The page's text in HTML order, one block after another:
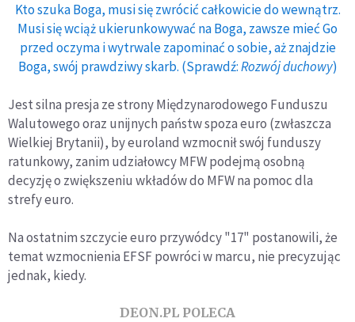
Kto szuka Boga, musi się zwrócić całkowicie do wewnątrz.
Musi się wciąż ukierunkowywać na Boga, zawsze mieć Go
przed oczyma i wytrwale zapominać o sobie, aż znajdzie
Boga, swój prawdziwy skarb. (Sprawdź:Rozwój duchowy)
Jest silna presja ze strony Międzynarodowego Funduszu
Walutowego oraz unijnych państw spoza euro (zwłaszcza
Wielkiej Brytanii), by euroland wzmocnił swój funduszy
ratunkowy, zanim udziałowcy MFW podejmą osobną
decyzję o zwiększeniu wkładów do MFW na pomoc dla
strefy euro.
Na ostatnim szczycie euro przywódcy "17" postanowili, że
temat wzmocnienia EFSF powróci w marcu, nie precyzując
jednak, kiedy.
DEON.PL POLECA